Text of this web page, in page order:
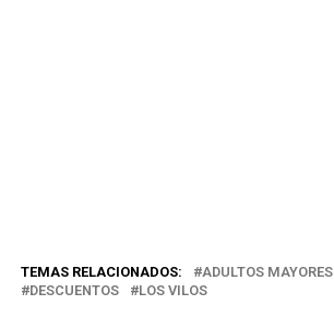
TEMAS RELACIONADOS: ADULTOS MAYORES
DESCUENTOS
LOS VILOS